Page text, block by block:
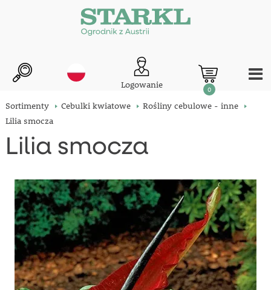
Logowanie 0
Sortimenty Cebulki kwiatowe
Rośliny cebulowe - inne
Lilia smocza
Lilia smocza